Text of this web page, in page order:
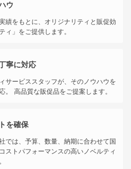
ウ
績をもとに、オリジナリティと販促効
ィ」をご提供します。
寧に対応
サービススタッフが、そのノウハウを
。 高品質な販促品をご提案します。
を確保
では、予算、数量、納期に合わせて国
ストパフォーマンスの高いノベルティ